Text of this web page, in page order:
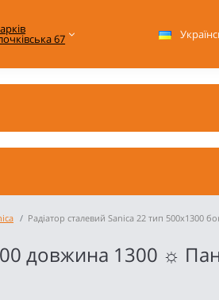
67
Радіатор сталевий Sanica 22 тип 500x1300
довжина 1300 ☼